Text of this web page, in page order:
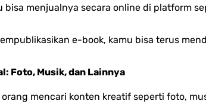
bisa menjualnya secara online di platform
e-book, kamu bisa terus
Foto, Musik, dan Lainnya
mencari konten kreatif seperti foto,